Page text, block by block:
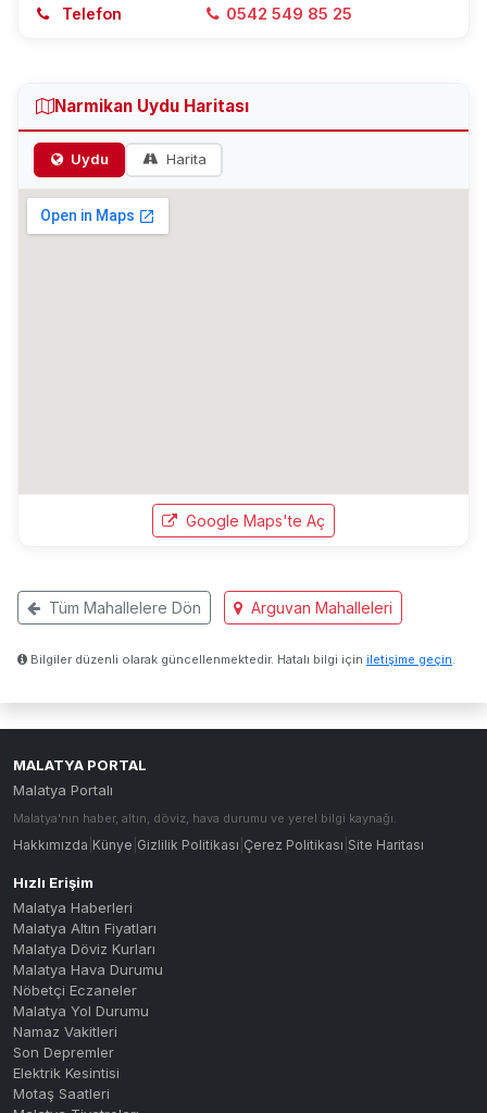
Telefon 0542 549 85 25
Narmikan Uydu Haritası
Uydu Harita
Google Maps'te Aç
Tüm Mahallelere Dön Arguvan Mahalleleri
Bilgiler düzenli olarak güncellenmektedir. Hatalı bilgi için iletişime geçin
MALATYA PORTAL
Malatya Portalı
Malatya'nın haber, altın, döviz, hava durumu ve yerel bilgi kaynağı.
Hakkımızda Künye Gizlilik Politikası Çerez Politikası Site Haritası
Hızlı Erişim
Malatya Haberleri
Malatya Altın Fiyatları
Malatya Döviz Kurları
Malatya Hava Durumu
Nöbetçi Eczaneler
Malatya Yol Durumu
Namaz Vakitleri
Son Depremler
Elektrik Kesintisi
Motaş Saatleri